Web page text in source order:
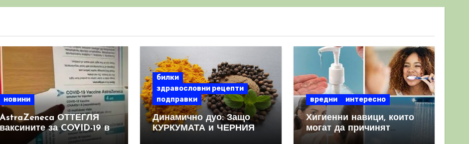
новини
AstraZeneca ОТТЕГЛЯ
ваксините за COVID-19 в
световен мащаб, след
билки
здравословни рецепти
подправки
Динамично дуо: Защо
КУРКУМАТА и ЧЕРНИЯ
вредни интересно
Хигиенни навици, които
могат да причинят
повече вреда, отколкото